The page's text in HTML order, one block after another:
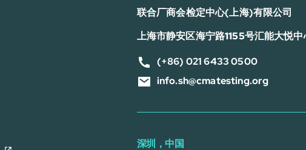
联合厂商会检定中心(上海)有限公司
上海市静安区海宁路1155号汇能大悦
(+86) 021 6433 0500
info.sh@cmatesting.org
深圳，中国